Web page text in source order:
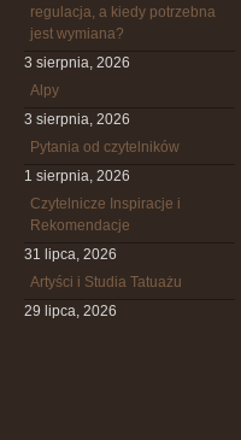
regulacja, a kiedy potrzebna
jest wymiana?
3 sierpnia, 2026
Alpy
3 sierpnia, 2026
Pytania od czytelników
1 sierpnia, 2026
Czytelnicze Inspiracje i
Rekomendacje
31 lipca, 2026
Artyści i Studia Tatuażu
29 lipca, 2026